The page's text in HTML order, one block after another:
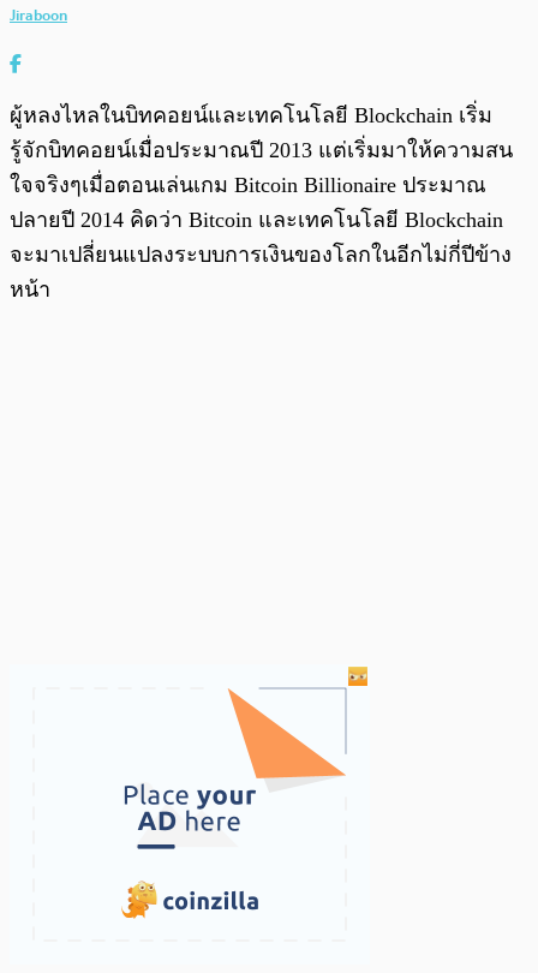
Jiraboon
ผู้หลงไหลในบิทคอยน์และเทคโนโลยี Blockchain เริ่ม
รู้จักบิทคอยน์เมื่อประมาณปี 2013 แต่เริ่มมาให้ความสน
ใจจริงๆเมื่อตอนเล่นเกม Bitcoin Billionaire ประมาณ
ปลายปี 2014 คิดว่า Bitcoin และเทคโนโลยี Blockchain
จะมาเปลี่ยนแปลงระบบการเงินของโลกในอีกไม่กี่ปีข้าง
หน้า